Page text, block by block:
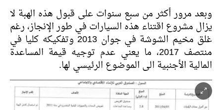
وبعد مرور أكثر من سبع سنوات على قبول هذه الهبة لا
يزال مشروع اقتناء هذه السيارات في طور الإنجاز، رغم
غلق مخيم الشوشة في جوان 2013 وتفكيكه كليا في
منتصف 2017، ما يعني عدم توجيه قيمة المساعدة
المالية الأجنبية الى الموضوع الرئيسي لها.